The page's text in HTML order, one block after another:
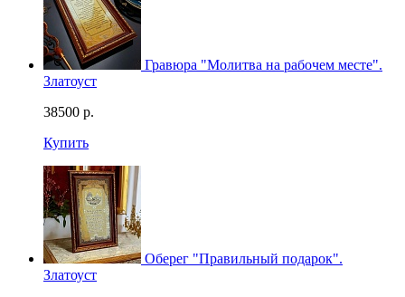
Гравюра "Молитва на рабочем месте".
Златоуст
38500 р.
Купить
Оберег "Правильный подарок".
Златоуст